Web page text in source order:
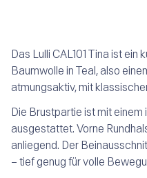
Das Lulli CAL101 Tina ist
Baumwolle in Teal, also
atmungsaktiv, mit
Die Brustpartie ist mit
ausgestattet. Vorne
anliegend. Der
– tief genug für volle